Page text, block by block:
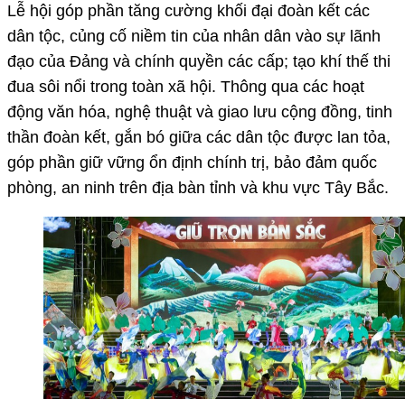
Lễ hội góp phần tăng cường khối đại đoàn kết các
dân tộc, củng cố niềm tin của nhân dân vào sự lãnh
đạo của Đảng và chính quyền các cấp; tạo khí thế thi
đua sôi nổi trong toàn xã hội. Thông qua các hoạt
động văn hóa, nghệ thuật và giao lưu cộng đồng, tinh
thần đoàn kết, gắn bó giữa các dân tộc được lan tỏa,
góp phần giữ vững ổn định chính trị, bảo đảm quốc
phòng, an ninh trên địa bàn tỉnh và khu vực Tây Bắc.